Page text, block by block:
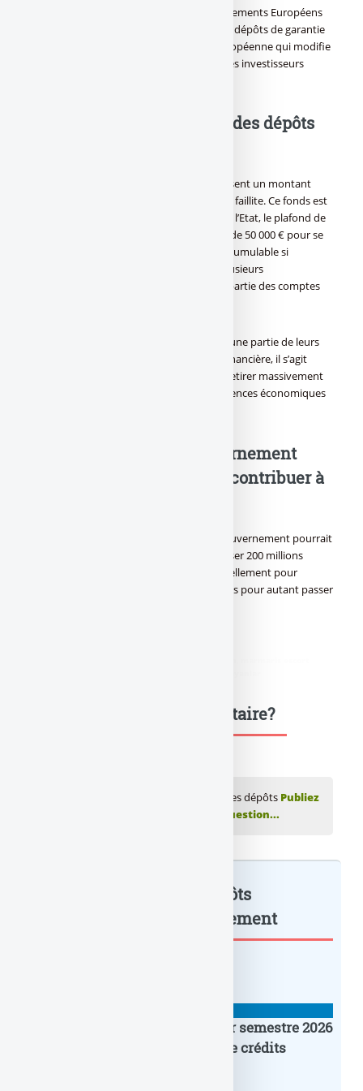
Selon le quotidien "les Echos", les gouvernements Européens
souhaitent rehausser dès 2010 le seuil des dépôts de garantie
pour le passer à 100.000€. La directive Européenne qui modifie
le texte de 1997 relatif à l’indemnisation des investisseurs
Garantie des dépôts
Les fonds de garantie de dépôts remboursent un montant
limité aux déposants dont la banque a fait faillite. Ce fonds est
limité à un certain montant déterminé par l’Etat, le plafond de
remboursement minimum en Europe est de 50 000 € pour se
fixer à 70000 Euros en France. Celui-ci est cumulable si
l’épargnant possède des comptes dans plusieurs
établissements et indemnise une grande partie des comptes
[(Pour les particuliers, il s’agit de protéger une partie de leurs
richesses, du point de vue de la stabilité financière, il s’agit
d’éviter que les déposants en viennent à retirer massivement
leurs dépôts pour empêcher des conséquences économiques
Le gouvernement
demande aux banques de contribuer à
Par ailleurs, le quotidien indique que le gouvernement pourrait
appeler prochainement les banques à verser 200 millions
d’euros par an au lieu des 80 millions actuellement pour
renforcer le système bancaire Français sans pour autant passer
Une question, un commentaire?
💬 Réagir à cet article Banque : Garantie des dépôts Publiez
votre commentaire ou posez votre question...
Banque : Garantie des dépôts
bancaires en... : à lire également
Crédit Agricole IDF : un premier semestre 2026
flamboyant, record d’encours de crédits